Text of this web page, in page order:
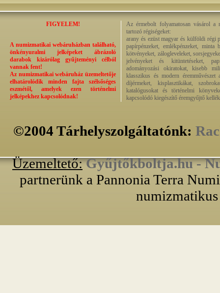
FIGYELEM!
A numizmatikai webáruházban található,
önkényuralmi jelképeket ábrázoló
darabok kizárólag gyűjteményi célból
vannak fent!
Az numizmatikai webáruház üzemeltetője
elhatárolódik minden fajta szélsőséges
eszmétől, amelyek ezen történelmi
jelképekhez kapcsolódnak!
Az érmebolt folyamatosan vásárol a
tartozó régiségeket:
arany és ezüst magyar és külföldi régi
papírpénzeket, emlékpénzeket, minta
kötvényeket, zálogleveleket,
jelvényeket és kitüntetéseket,
adományozási okiratokat, kisebb
klasszikus és modern éremművészet
díjérmeket, kisplasztikákat,
katalógusokat és történelmi
kapcsolódó kiegészítő éremgyűjtő
©2004 Tárhelyszolgáltatónk:
Üzemeltető: Gyűjtőkboltja.hu -
partnerünk a Pannonia Terra
numizmatikus